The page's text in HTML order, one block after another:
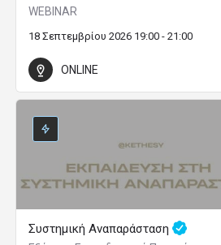
WEBINAR
18 Σεπτεμβρίου 2026 19:00 - 21:00
ONLINE
Συστημική Αναπαράσταση